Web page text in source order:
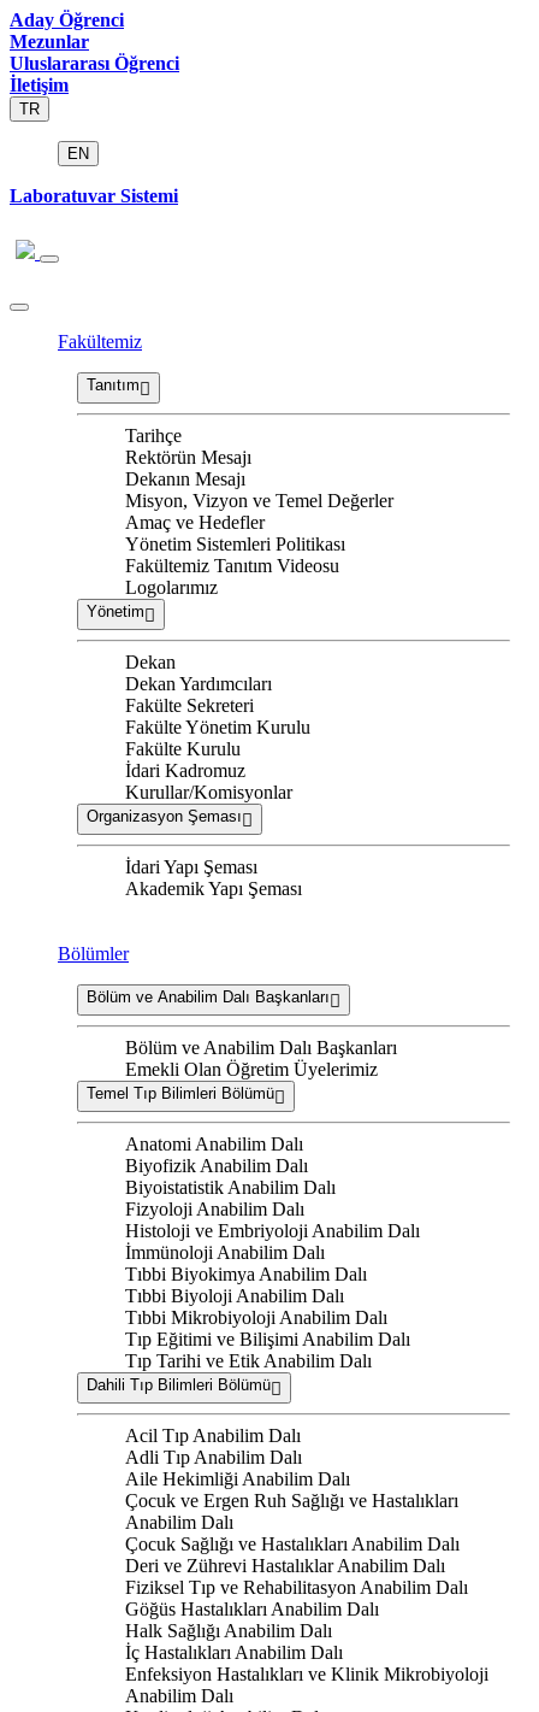
Aday Öğrenci
Mezunlar
Uluslararası Öğrenci
İletişim
TR
EN
Laboratuvar Sistemi
Fakültemiz
Tanıtım
Tarihçe
Rektörün Mesajı
Dekanın Mesajı
Misyon, Vizyon ve Temel Değerler
Amaç ve Hedefler
Yönetim Sistemleri Politikası
Fakültemiz Tanıtım Videosu
Logolarımız
Yönetim
Dekan
Dekan Yardımcıları
Fakülte Sekreteri
Fakülte Yönetim Kurulu
Fakülte Kurulu
İdari Kadromuz
Kurullar/Komisyonlar
Organizasyon Şeması
İdari Yapı Şeması
Akademik Yapı Şeması
Bölümler
Bölüm ve Anabilim Dalı Başkanları
Bölüm ve Anabilim Dalı Başkanları
Emekli Olan Öğretim Üyelerimiz
Temel Tıp Bilimleri Bölümü
Anatomi Anabilim Dalı
Biyofizik Anabilim Dalı
Biyoistatistik Anabilim Dalı
Fizyoloji Anabilim Dalı
Histoloji ve Embriyoloji Anabilim Dalı
İmmünoloji Anabilim Dalı
Tıbbi Biyokimya Anabilim Dalı
Tıbbi Biyoloji Anabilim Dalı
Tıbbi Mikrobiyoloji Anabilim Dalı
Tıp Eğitimi ve Bilişimi Anabilim Dalı
Tıp Tarihi ve Etik Anabilim Dalı
Dahili Tıp Bilimleri Bölümü
Acil Tıp Anabilim Dalı
Adli Tıp Anabilim Dalı
Aile Hekimliği Anabilim Dalı
Çocuk ve Ergen Ruh Sağlığı ve Hastalıkları
Anabilim Dalı
Çocuk Sağlığı ve Hastalıkları Anabilim Dalı
Deri ve Zührevi Hastalıklar Anabilim Dalı
Fiziksel Tıp ve Rehabilitasyon Anabilim Dalı
Göğüs Hastalıkları Anabilim Dalı
Halk Sağlığı Anabilim Dalı
İç Hastalıkları Anabilim Dalı
Enfeksiyon Hastalıkları ve Klinik Mikrobiyoloji
Anabilim Dalı